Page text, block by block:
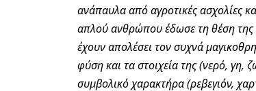
ανάπαυλα από αγροτικές ασχολίες
απλού ανθρώπου έδωσε τη θέση της
έχουν απολέσει τον συχνά
φύση και τα στοιχεία της (νερό, γη,
συμβολικό χαρακτήρα (ρεβεγιόν,